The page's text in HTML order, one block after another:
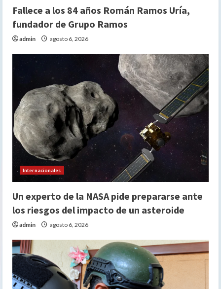
Fallece a los 84 años Román Ramos Uría,
fundador de Grupo Ramos
admin agosto 6, 2026
Internacionales
Un experto de la NASA pide prepararse ante
los riesgos del impacto de un asteroide
admin agosto 6, 2026